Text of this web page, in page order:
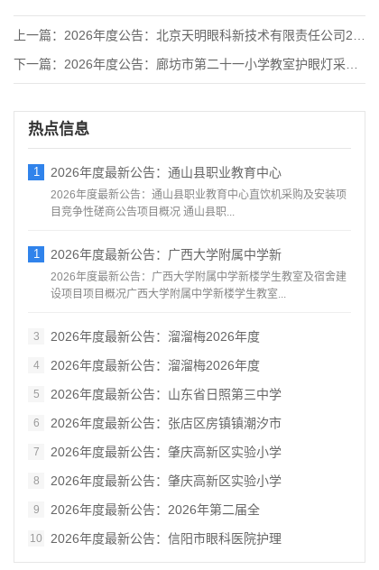
上一篇： 2026年度公告：北京天明眼科新技术有限责任公司2026-2
下一篇： 2026年度公告：廊坊市第二十一小学教室护眼灯采购安装项目竞
热点信息
1 2026年度最新公告：通山县职业教育中心
2026年度最新公告：通山县职业教育中心直饮机采购及安装项
目竞争性磋商公告项目概况 通山县职...
1 2026年度最新公告：广西大学附属中学新
2026年度最新公告：广西大学附属中学新楼学生教室及宿舍建
设项目项目概况广西大学附属中学新楼学生教室...
3 2026年度最新公告：溜溜梅2026年度
4 2026年度最新公告：溜溜梅2026年度
5 2026年度最新公告：山东省日照第三中学
6 2026年度最新公告：张店区房镇镇潮汐市
7 2026年度最新公告：肇庆高新区实验小学
8 2026年度最新公告：肇庆高新区实验小学
9 2026年度最新公告：2026年第二届全
10 2026年度最新公告：信阳市眼科医院护理